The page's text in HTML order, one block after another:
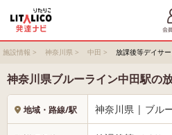
施設情報 > 神奈川県 > 中田 > 放課後等デイサ
神奈川県ブルーライン中田駅の
地域・路線/駅 神奈川県 | ブル